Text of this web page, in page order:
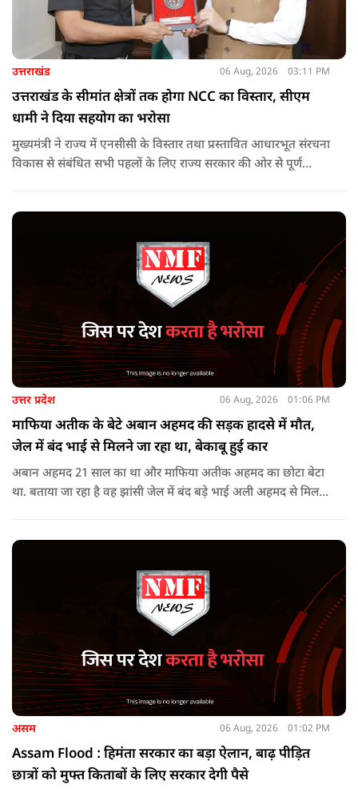
उत्तराखंड 06 Aug, 2026 03:11 PM
उत्तराखंड के सीमांत क्षेत्रों तक होगा NCC का विस्तार, सीएम
धामी ने दिया सहयोग का भरोसा
मुख्यमंत्री ने राज्य में एनसीसी के विस्तार तथा प्रस्तावित आधारभूत संरचना
विकास से संबंधित सभी पहलों के लिए राज्य सरकार की ओर से पूर्ण
उत्तर प्रदेश 06 Aug, 2026 01:06 PM
माफिया अतीक के बेटे अबान अहमद की सड़क हादसे में मौत,
जेल में बंद भाई से मिलने जा रहा था, बेकाबू हुई कार
अबान अहमद 21 साल का था और माफिया अतीक अहमद का छोटा बेटा
था. बताया जा रहा है वह झांसी जेल में बंद बड़े भाई अली अहमद से मिलने
असम 06 Aug, 2026 01:02 PM
Assam Flood : हिमंता सरकार का बड़ा ऐलान, बाढ़ पीड़ित
छात्रों को मुफ्त किताबों के लिए सरकार देगी पैसे